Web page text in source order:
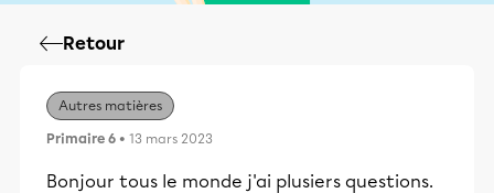
Retour
Autres matières
Primaire 6 • 13 mars 2023
Bonjour tous le monde j'ai plusiers questions.